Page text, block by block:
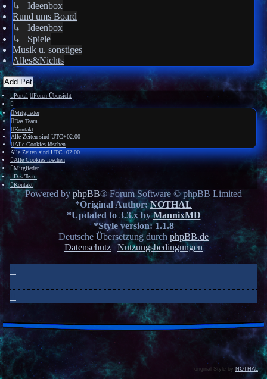
↳ Ideenbox
Rund ums Board
↳ Ideenbox
↳ Spiele
Musik u. sonstiges
Alles&Nichts
Add Pet
Portal Foren-Übersicht
Mitglieder
Das Team
Kontakt
Alle Zeiten sind UTC+02:00
Alle Cookies löschen
Alle Zeiten sindUTC+02:00
Alle Cookies löschen
Mitglieder
Das Team
Kontakt
Powered by phpBB® Forum Software © phpBB Limited
*Original Author:NOTHAL
*Updated to 3.3.x byMannixMD
*Style version: 1.1.8
Deutsche Übersetzung durch phpBB.de
Datenschutz | Nutzungsbedingungen
original Style by NOTHAL